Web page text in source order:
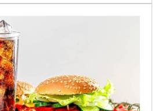
改以中秋水果禮盒，更符合現代
！